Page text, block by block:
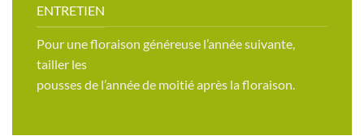
ENTRETIEN
Pour une floraison généreuse l’année suivante,
tailler les
pousses de l’année de moitié après la floraison.